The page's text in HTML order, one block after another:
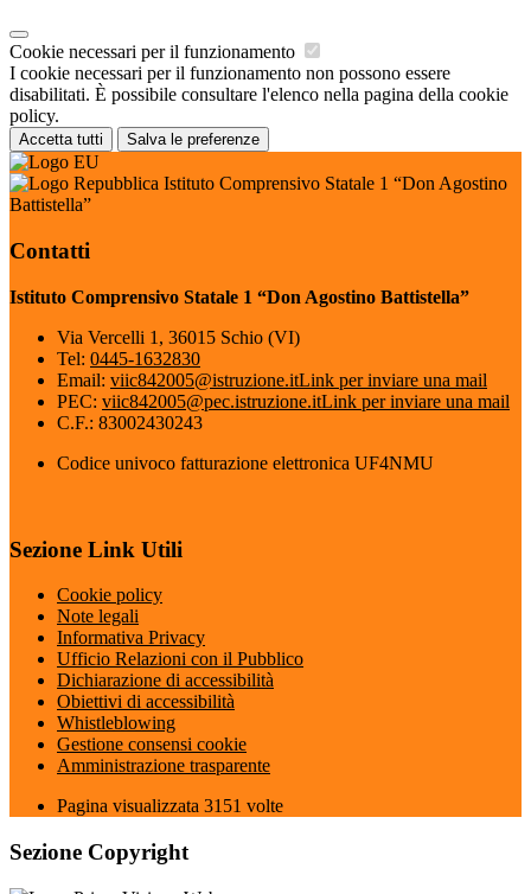
Cookie necessari per il funzionamento
I cookie necessari per il funzionamento non possono essere
disabilitati. È possibile consultare l'elenco nella pagina della cookie
policy.
Accetta tutti Salva le preferenze
Istituto Comprensivo Statale 1 “Don Agostino
Battistella”
Contatti
Istituto Comprensivo Statale 1 “Don Agostino Battistella”
Via Vercelli 1, 36015 Schio (VI)
Tel: 0445-1632830
Email: viic842005@istruzione.itLink per inviare una mail
PEC: viic842005@pec.istruzione.itLink per inviare una mail
C.F.: 83002430243
Codice univoco fatturazione elettronica UF4NMU
Sezione Link Utili
Cookie policy
Note legali
Informativa Privacy
Ufficio Relazioni con il Pubblico
Dichiarazione di accessibilità
Obiettivi di accessibilità
Whistleblowing
Gestione consensi cookie
Amministrazione trasparente
Pagina visualizzata 3151 volte
Sezione Copyright